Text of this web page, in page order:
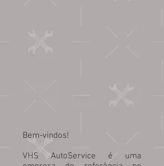
Bem-vindos!
VHS AutoService é uma